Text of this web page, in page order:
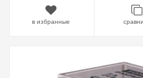
в избранные